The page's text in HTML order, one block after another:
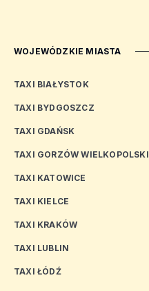
WOJEWÓDZKIE MIASTA
TAXI BIAŁYSTOK
TAXI BYDGOSZCZ
TAXI GDAŃSK
TAXI GORZÓW WIELKOPOLSKI
TAXI KATOWICE
TAXI KIELCE
TAXI KRAKÓW
TAXI LUBLIN
TAXI ŁÓDŹ